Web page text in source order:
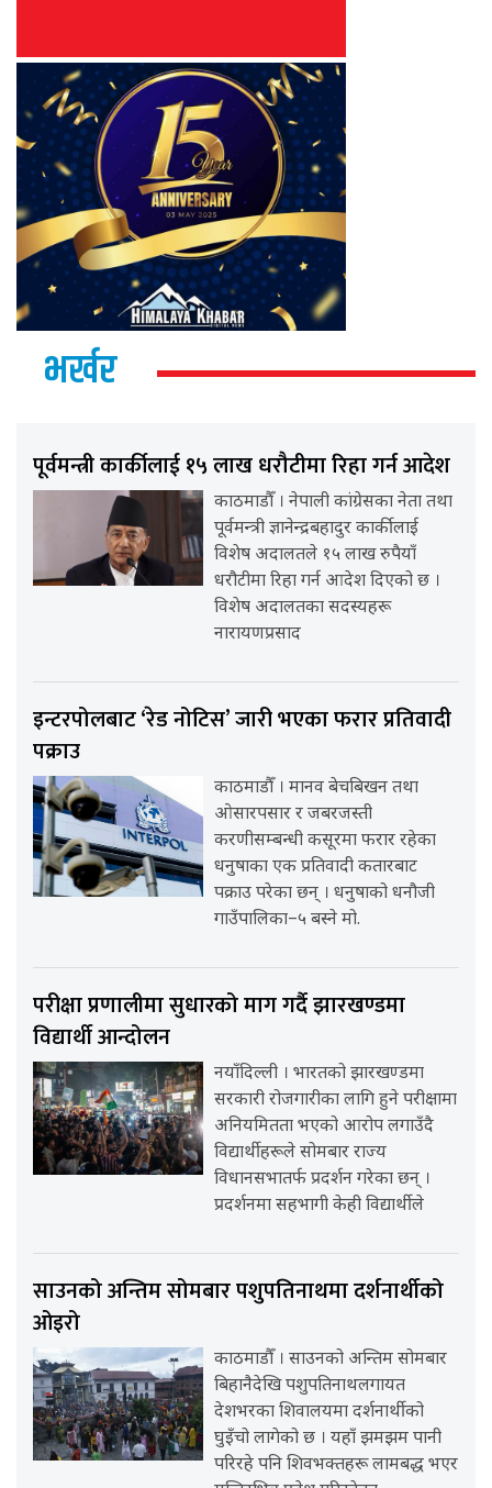
भर्खर
पूर्वमन्त्री कार्कीलाई १५ लाख धरौटीमा रिहा गर्न आदेश
काठमाडौँ । नेपाली कांग्रेसका नेता तथा
पूर्वमन्त्री ज्ञानेन्द्रबहादुर कार्कीलाई
विशेष अदालतले १५ लाख रुपैयाँ
धरौटीमा रिहा गर्न आदेश दिएको छ ।
विशेष अदालतका सदस्यहरू
नारायणप्रसाद
इन्टरपोलबाट ‘रेड नोटिस’ जारी भएका फरार प्रतिवादी
पक्राउ
काठमाडौँ । मानव बेचबिखन तथा
ओसारपसार र जबरजस्ती
करणीसम्बन्धी कसूरमा फरार रहेका
धनुषाका एक प्रतिवादी कतारबाट
पक्राउ परेका छन् । धनुषाको धनौजी
गाउँपालिका–५ बस्ने मो.
परीक्षा प्रणालीमा सुधारको माग गर्दै झारखण्डमा
विद्यार्थी आन्दोलन
नयाँदिल्ली । भारतको झारखण्डमा
सरकारी रोजगारीका लागि हुने परीक्षामा
अनियमितता भएको आरोप लगाउँदै
विद्यार्थीहरूले सोमबार राज्य
विधानसभातर्फ प्रदर्शन गरेका छन् ।
प्रदर्शनमा सहभागी केही विद्यार्थीले
साउनको अन्तिम सोमबार पशुपतिनाथमा दर्शनार्थीको
ओइरो
काठमाडौँ । साउनको अन्तिम सोमबार
बिहानैदेखि पशुपतिनाथलगायत
देशभरका शिवालयमा दर्शनार्थीको
घुइँचो लागेको छ । यहाँ झमझम पानी
परिरहे पनि शिवभक्तहरू लामबद्ध भएर